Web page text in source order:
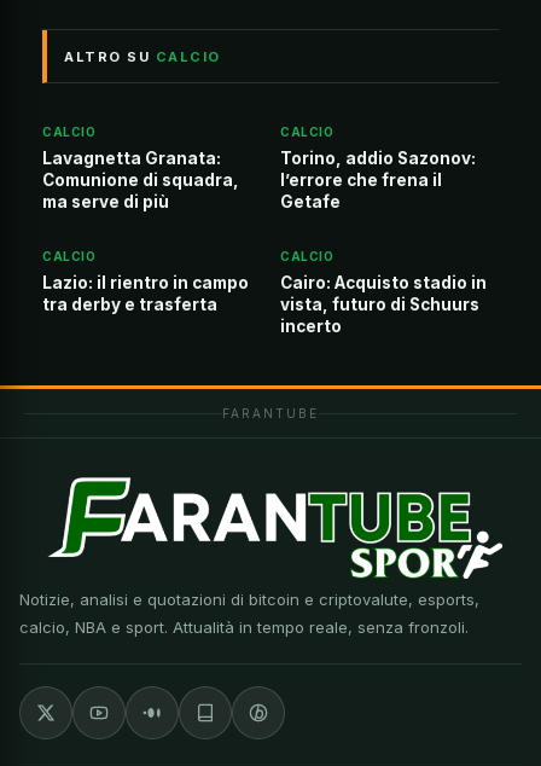
ALTRO SU CALCIO
CALCIO
Lavagnetta Granata:
Comunione di squadra,
ma serve di più
CALCIO
Torino, addio Sazonov:
l’errore che frena il
Getafe
CALCIO
Lazio: il rientro in campo
tra derby e trasferta
CALCIO
Cairo: Acquisto stadio in
vista, futuro di Schuurs
incerto
FARANTUBE
Notizie, analisi e quotazioni di bitcoin e criptovalute, esports,
calcio, NBA e sport. Attualità in tempo reale, senza fronzoli.